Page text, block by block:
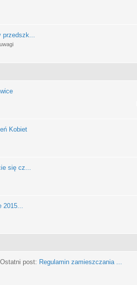
przedszk...
Kobiet
się cz...
2015...
Ostatni post: Regulamin zamieszczania ...